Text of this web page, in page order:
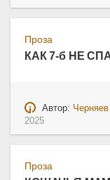
Проза
КАК 7-б НЕ
Автор:
2025
Проза